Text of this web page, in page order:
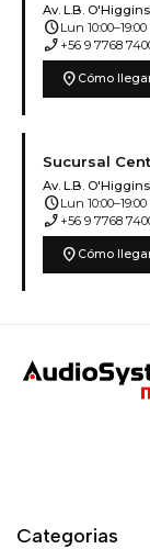
Av. L.B.
scheduleLun
phone_enabled +56 9 7768
location_on Cómo
Sucursal
Av. L.B.
scheduleLun
phone_enabled +56 9 7768
location_on Cómo
Categorias